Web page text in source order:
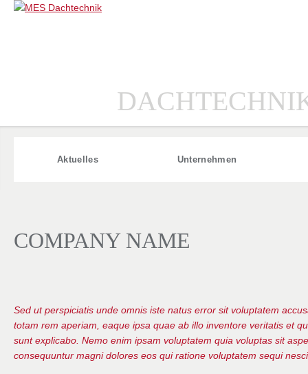
Aktuelles Unternehmen
COMPANY NAME
Sed ut perspiciatis unde omnis iste natus error sit voluptatem
totam rem aperiam, eaque ipsa quae ab illo inventore veritatis et
sunt explicabo. Nemo enim ipsam voluptatem quia voluptas sit
consequuntur magni dolores eos qui ratione voluptatem sequi